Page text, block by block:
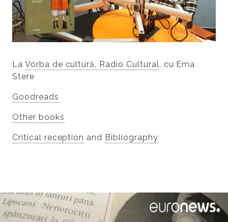
La Vorba de cultură, Radio Cultural , cu Ema
Stere
Goodreads
Other books
Critical reception and Bibliography